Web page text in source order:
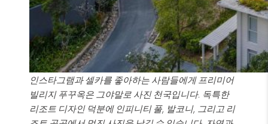
인스타그램과 셀카를 좋아하는 사람들에게 프리미어
빌리지 푸꾸옥은 그야말로 사진 천국입니다. 독특한
리조트 디자인 덕분에 인피니티 풀, 발코니, 그리고 리